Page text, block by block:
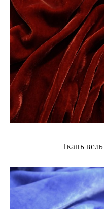
Ткань